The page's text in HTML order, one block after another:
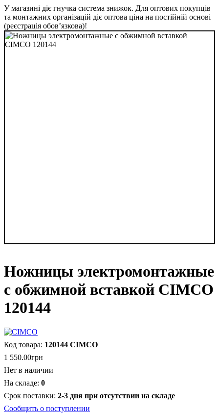
У магазині діє гнучка система знижок. Для оптових покупців
та монтажних організацій діє оптова ціна на постійній основі
(реєстрація обов’язкова)!
Ножницы электромонтажные
с обжимной вставкой CIMCO
120144
120144 CIMCO
1 550.00грн
Нет в наличии
0
2-3 дня при отсутствии на складе
Сообщить о поступлении